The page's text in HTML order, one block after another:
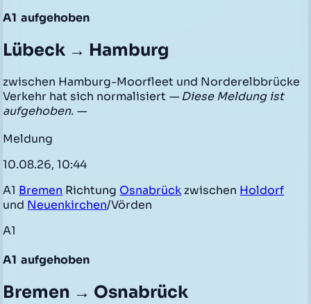
A1 aufgehoben
Lübeck → Hamburg
zwischen Hamburg-Moorfleet und Norderelbbrücke
Verkehr hat sich normalisiert — Diese Meldung ist
aufgehoben. —
Meldung
10.08.26, 10:44
A1 Bremen Richtung Osnabrück zwischen Holdorf
und Neuenkirchen/Vörden
A1
A1 aufgehoben
Bremen → Osnabrück